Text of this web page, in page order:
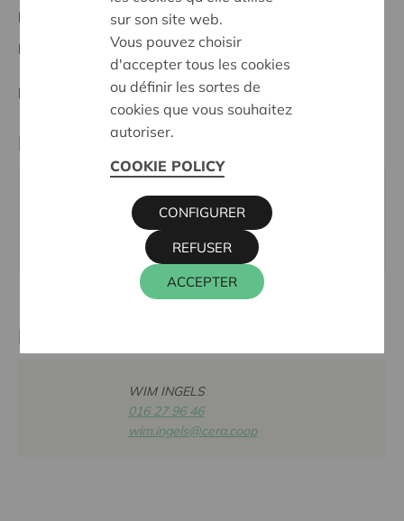
Roeselare-Izegem
Datum:
02/10/2023
Entscheidung:Approved
Partner
KAJ VZW, ARDOOISESTEENWEG 30, 8800
www.kaj.be/home
Kontaktperson
WIM INGELS
016 27 96 46
wim.ingels@cera.coop
sur son site web.
Vous pouvez choisir
d'accepter tous les cookies
ou définir les sortes de
cookies que vous souhaitez
autoriser.
COOKIE POLICY
ACCEPTER
REFUSER
CONFIGURER